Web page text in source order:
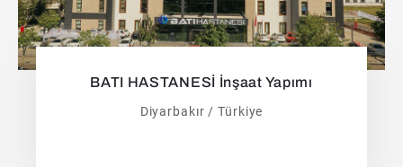
BATI HASTANESİ İnşaat Yapımı
Diyarbakır / Türkiye